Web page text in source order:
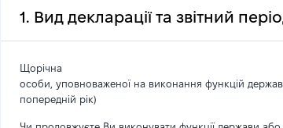
1. Вид декларації та звітний
Щорічна
особи, уповноваженої на виконання функцій
попередній рік)